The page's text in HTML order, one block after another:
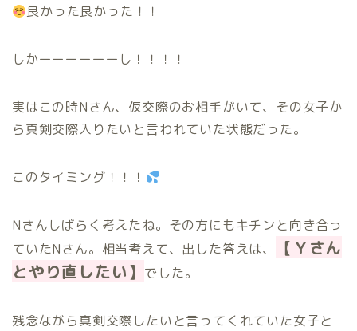
良かった良かった！！
しかーーーーーーし！！！！
実はこの時Nさん、仮交際のお相手がいて、その女子か
ら真剣交際入りたいと言われていた状態だった。
このタイミング！！！
Nさんしばらく考えたね。その方にもキチンと向き合っ
ていたNさん。相当考えて、出した答えは、
【Ｙさん
とやり直したい】 でした。
残念ながら真剣交際したいと言ってくれていた女子と